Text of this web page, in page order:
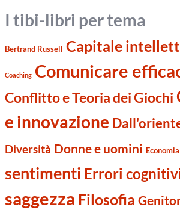
I tibi-libri per tema
Bertrand Russell Capitale
Coaching Comunicare
Conflitto e Teoria dei Giochi
e innovazione
Diversità Donne e uomini Economia
sentimenti Errori
saggezza Filosofia